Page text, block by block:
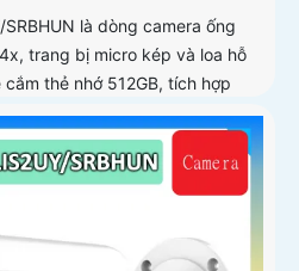
là dòng camera ống
trang bị micro kép và loa hỗ
thẻ nhớ 512GB, tích hợp
bằng màu sáng trong điều
có độ phân giải 4